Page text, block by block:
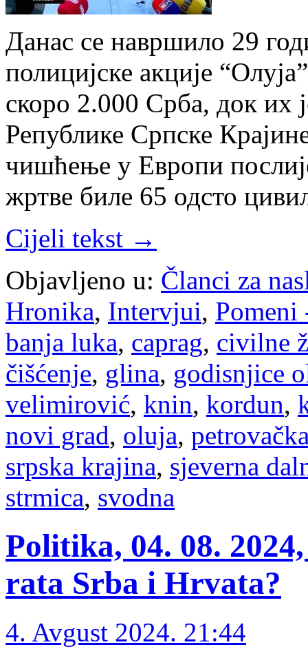
Данас се навршило 29
полицијске акције
скоро 2.000 Срба, док их
Републике Српске
чишћење у Европи
жртве биле 65 одсто
Cijeli tekst →
Objavljeno u: Članci za
Hronika, Intervjui, Pomeni
banja luka, caprag, civilne
čišćenje, glina, godisnjice
velimirović, knin, kordun,
novi grad, oluja,
srpska krajina, sjeverna
strmica, svodna
Politika, 04. 08.
rata Srba i Hrvata?
4. Avgust 2024. 21:44